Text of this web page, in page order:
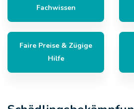
Fachwissen
Faire Preise & Zügige
Hilfe